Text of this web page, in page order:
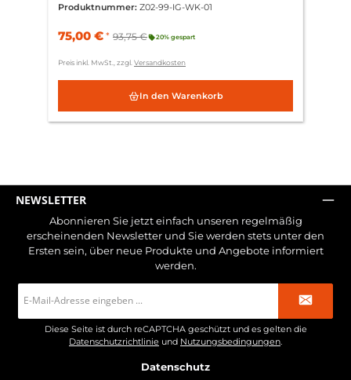
Einlage
Produktnummer: Z02-99-IG-WK-01
75,00 € * 93,75 € 20% gespart
Preis inkl. MwSt., zzgl.Versandkosten
In den Warenkorb
NEWSLETTER
Abonnieren Sie jetzt einfach unseren regelmäßig
erscheinenden Newsletter und Sie werden stets unter den
Ersten sein, über neue Produkte und Angebote informiert
werden.
E-
Mail-
Diese Seite ist durch reCAPTCHA geschützt und es gelten die
Datenschutzrichtlinie und Nutzungsbedingungen.
Datenschutz